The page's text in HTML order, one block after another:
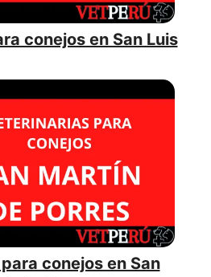
conejos en San Luis
conejos en San